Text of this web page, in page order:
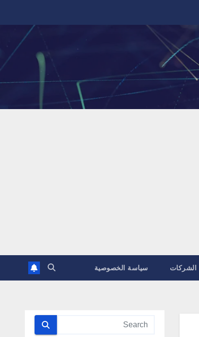
الشركات سياسة الخصوصية